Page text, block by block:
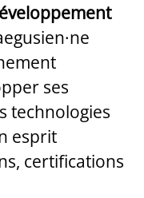
ses
technologies
esprit
certifications